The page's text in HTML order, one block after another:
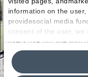
information on the
providesocial media
consent of the user,
users use our site with
media analytics
information in their
clicking on "Reject", it